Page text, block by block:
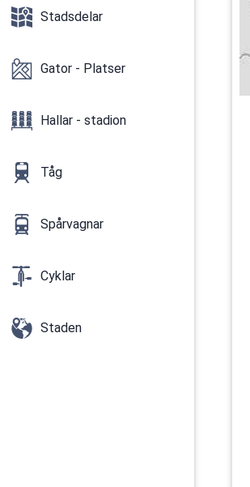
Stadsdelar
Gator - Platser
Hallar - stadion
Tåg
Spårvagnar
Cyklar
Staden